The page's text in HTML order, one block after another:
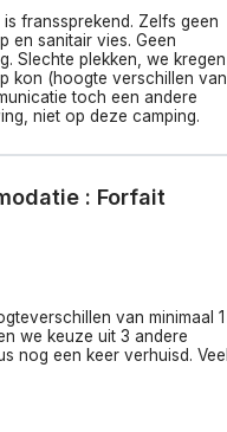
franssprekend. Zelfs geen
en sanitair vies. Geen
Slechte plekken, we kregen
kon (hoogte verschillen van
toch een andere
niet op deze camping.
: Forfait
van minimaal 1
we keuze uit 3 andere
nog een keer verhuisd. Veel